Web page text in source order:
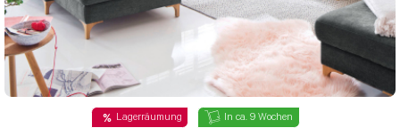
Lagerräumung In ca. 9 Wochen